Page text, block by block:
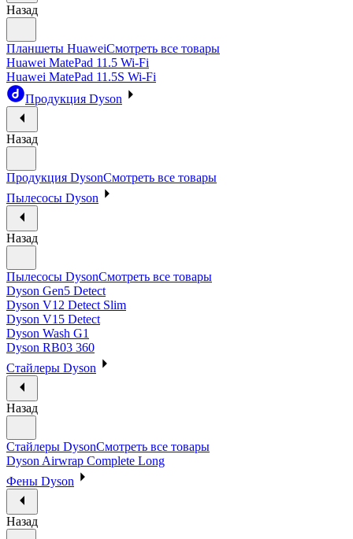
Назад
Планшеты HuaweiСмотреть все товары
Huawei MatePad 11.5 Wi-Fi
Huawei MatePad 11.5S Wi-Fi
Продукция Dyson
Назад
Продукция DysonСмотреть все товары
Пылесосы Dyson
Назад
Пылесосы DysonСмотреть все товары
Dyson Gen5 Detect
Dyson V12 Detect Slim
Dyson V15 Detect
Dyson Wash G1
Dyson RB03 360
Стайлеры Dyson
Назад
Стайлеры DysonСмотреть все товары
Dyson Airwrap Complete Long
Фены Dyson
Назад